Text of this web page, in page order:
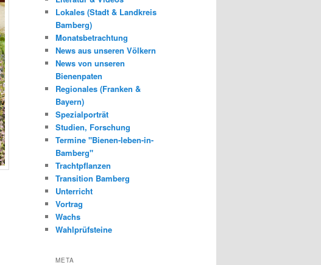
Lokales (Stadt & Landkreis
Bamberg)
Monatsbetrachtung
News aus unseren Völkern
News von unseren
Bienenpaten
Regionales (Franken &
Bayern)
Spezialporträt
Studien, Forschung
Termine "Bienen-leben-in-
Bamberg"
Trachtpflanzen
Transition Bamberg
Unterricht
Vortrag
Wachs
Wahlprüfsteine
META